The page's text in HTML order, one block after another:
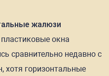
жалюзи
окна
сравнительно недавно с
хотя горизонтальные